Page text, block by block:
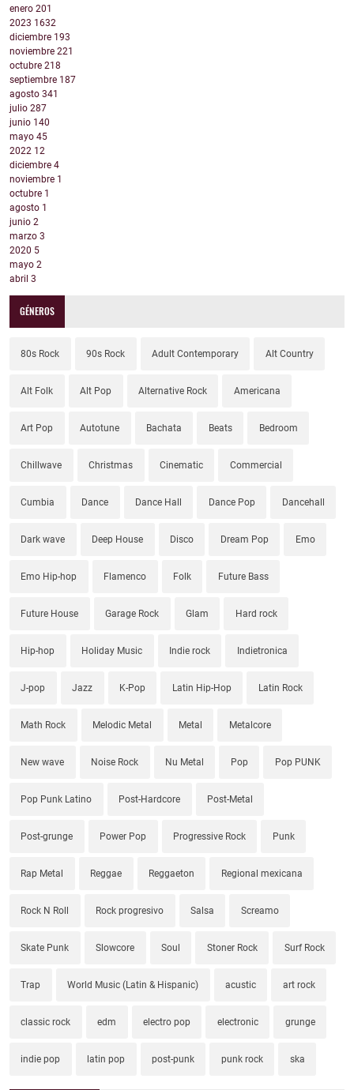
enero 201
2023 1632
diciembre 193
noviembre 221
octubre 218
septiembre 187
agosto 341
julio 287
junio 140
mayo 45
2022 12
diciembre 4
noviembre 1
octubre 1
agosto 1
junio 2
marzo 3
2020 5
mayo 2
abril 3
GÉNEROS
80s Rock 90s Rock Adult Contemporary Alt Country
Alt Folk Alt Pop Alternative Rock Americana
Art Pop Autotune Bachata Beats Bedroom
Chillwave Christmas Cinematic Commercial
Cumbia Dance Dance Hall Dance Pop Dancehall
Dark wave Deep House Disco Dream Pop Emo
Emo Hip-hop Flamenco Folk Future Bass
Future House Garage Rock Glam Hard rock
Hip-hop Holiday Music Indie rock Indietronica
J-pop Jazz K-Pop Latin Hip-Hop Latin Rock
Math Rock Melodic Metal Metal Metalcore
New wave Noise Rock Nu Metal Pop Pop PUNK
Pop Punk Latino Post-Hardcore Post-Metal
Post-grunge Power Pop Progressive Rock Punk
Rap Metal Reggae Reggaeton Regional mexicana
Rock N Roll Rock progresivo Salsa Screamo
Skate Punk Slowcore Soul Stoner Rock Surf Rock
Trap World Music (Latin & Hispanic) acustic art rock
classic rock edm electro pop electronic grunge
indie pop latin pop post-punk punk rock ska